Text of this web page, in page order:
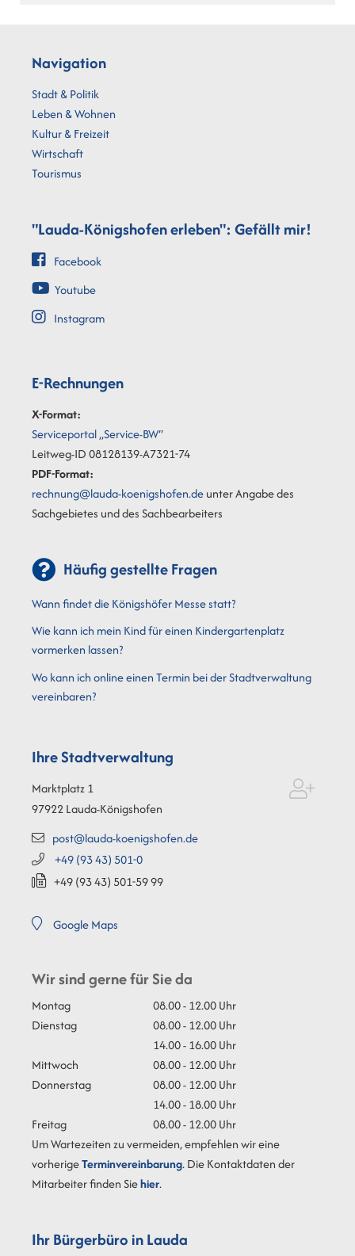
Navigation
Stadt & Politik
Leben & Wohnen
Kultur & Freizeit
Wirtschaft
Tourismus
"Lauda-Königshofen erleben": Gefällt mir!
Facebook
Youtube
Instagram
E-Rechnungen
X-Format:
Serviceportal „Service-BW“
Leitweg-ID 08128139-A7321-74
PDF-Format:
rechnung@lauda-koenigshofen.deunter Angabe des
Sachgebietes und des Sachbearbeiters
Häufig gestellte Fragen
Wann findet die Königshöfer Messe statt?
Wie kann ich mein Kind für einen Kindergartenplatz
vormerken lassen?
Wo kann ich online einen Termin bei der Stadtverwaltung
vereinbaren?
Ihre Stadtverwaltung
Marktplatz 1
97922Lauda-Königshofen
post@lauda-koenigshofen.de
+49 (9343) 501-0
+49 (9343) 501-5999
Google Maps
Wir sind gerne für Sie da
Montag
08.00 - 12.00 Uhr
Dienstag
08.00 - 12.00 Uhr
14.00 - 16.00 Uhr
Mittwoch
08.00 - 12.00 Uhr
Donnerstag
08.00 - 12.00 Uhr
14.00 - 18.00 Uhr
Freitag
08.00 - 12.00 Uhr
Um Wartezeiten zu vermeiden, empfehlen wir eine
vorherigeTerminvereinbarung. Die Kontaktdaten der
Mitarbeiter finden Siehier.
Ihr Bürgerbüro in Lauda